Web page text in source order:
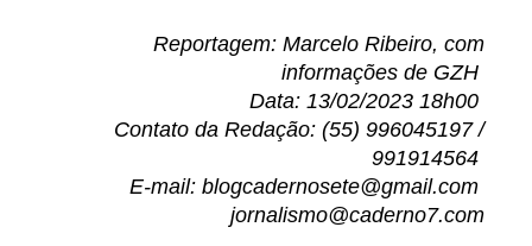
Reportagem: Marcelo Ribeiro, com
informações de GZH
Data: 13/02/2023 18h00
Contato da Redação: (55) 996045197 /
991914564
E-mail: blogcadernosete@gmail.com
jornalismo@caderno7.com